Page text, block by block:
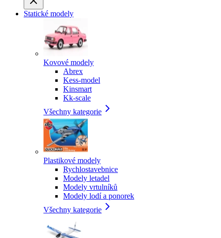
Statické modely
Kovové modely
Abrex
Kess-model
Kinsmart
Kk-scale
Všechny kategorie
Plastikové modely
Rychlostavebnice
Modely letadel
Modely vrtulníků
Modely lodí a ponorek
Všechny kategorie